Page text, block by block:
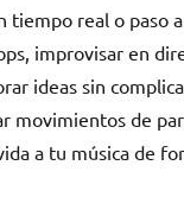
tiempo real o paso
improvisar en
ideas sin
movimientos de
a tu música de